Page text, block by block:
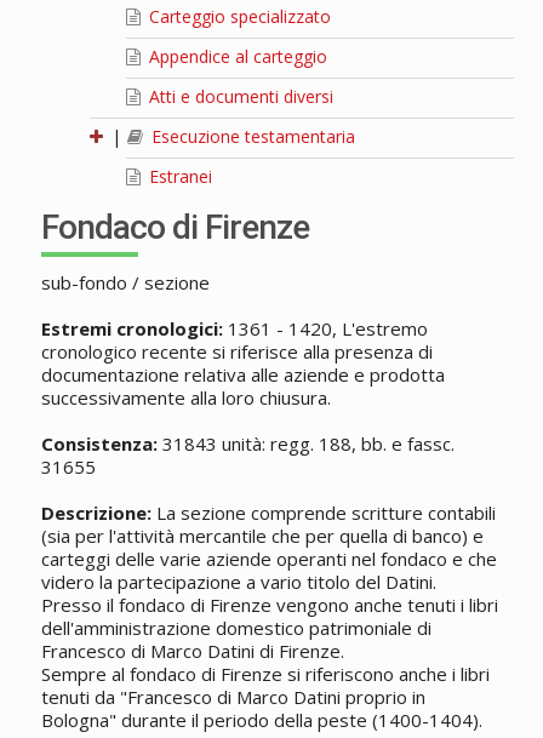
Carteggio specializzato
Appendice al carteggio
Atti e documenti diversi
|
Esecuzione testamentaria
Estranei
Fondaco di Firenze
sub-fondo / sezione
Estremi cronologici:1361 - 1420, L'estremo
cronologico recente si riferisce alla presenza di
documentazione relativa alle aziende e prodotta
successivamente alla loro chiusura.
Consistenza:31843 unità: regg. 188, bb. e fassc.
31655
Descrizione:La sezione comprende scritture contabili
(sia per l'attività mercantile che per quella di banco) e
carteggi delle varie aziende operanti nel fondaco e che
videro la partecipazione a vario titolo del Datini.
Presso il fondaco di Firenze vengono anche tenuti i libri
dell'amministrazione domestico patrimoniale di
Francesco di Marco Datini di Firenze.
Sempre al fondaco di Firenze si riferiscono anche i libri
tenuti da "Francesco di Marco Datini proprio in
Bologna" durante il periodo della peste (1400-1404).